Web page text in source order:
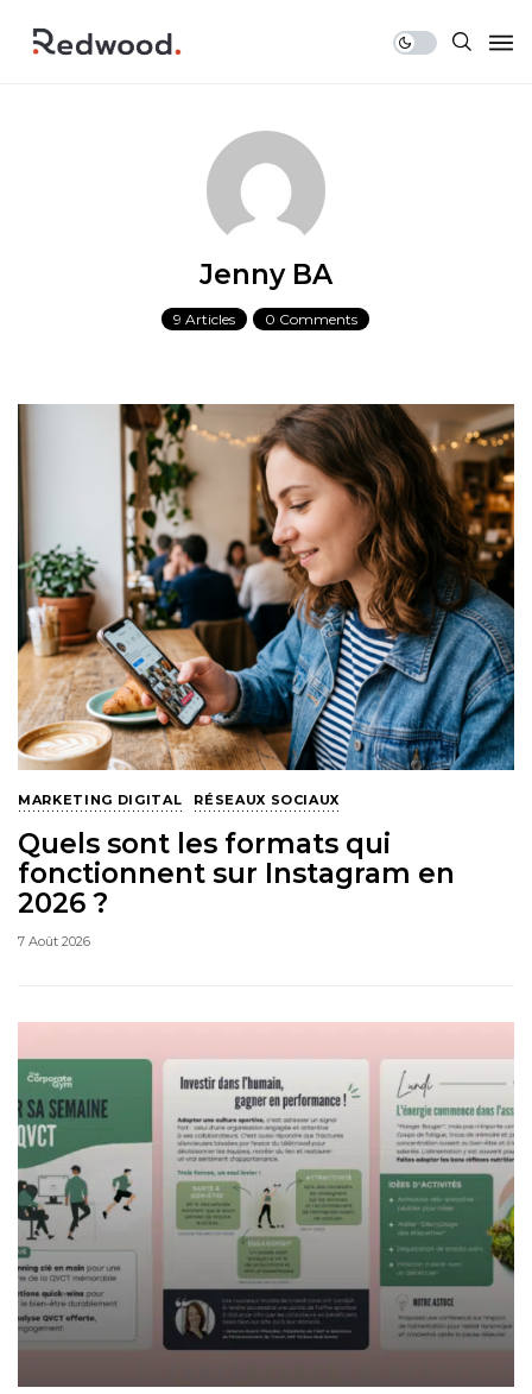
Jenny BA
9 Articles 0 Comments
MARKETING DIGITAL RÉSEAUX SOCIAUX
Quels sont les formats qui
fonctionnent sur Instagram en
2026 ?
7 Août 2026